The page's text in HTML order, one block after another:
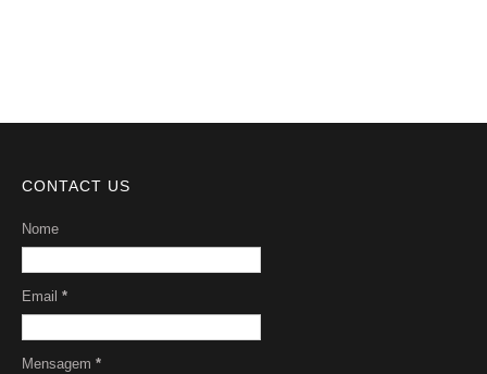
CONTACT US
Nome
Email *
Mensagem *